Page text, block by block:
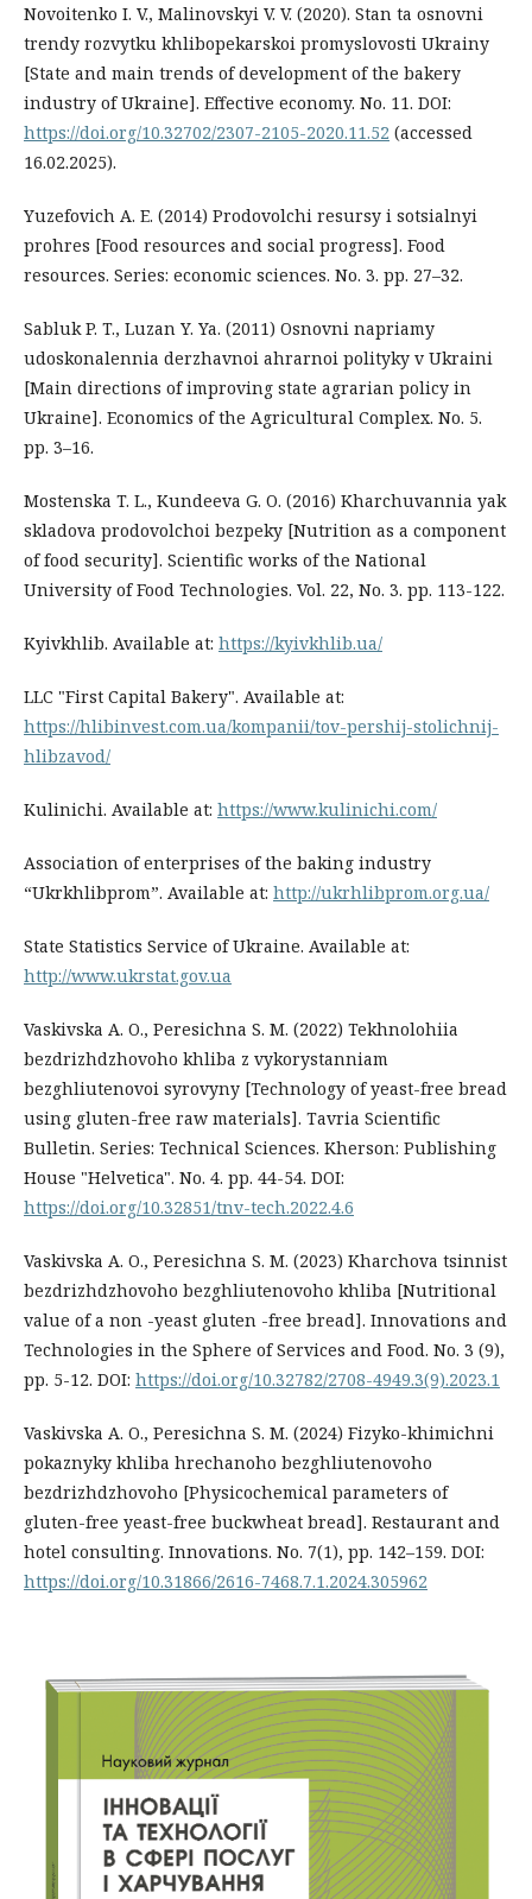
Novoitenko I. V., Malinovskyi V. V. (2020). Stan ta osnovni
trendy rozvytku khlibopekarskoi promyslovosti Ukrainy
[State and main trends of development of the bakery
industry of Ukraine]. Effective economy. No. 11. DOI:
https://doi.org/10.32702/2307-2105-2020.11.52 (accessed
16.02.2025).
Yuzefovich A. E. (2014) Prodovolchi resursy i sotsialnyi
prohres [Food resources and social progress]. Food
resources. Series: economic sciences. No. 3. pp. 27–32.
Sabluk P. T., Luzan Y. Ya. (2011) Osnovni napriamy
udoskonalennia derzhavnoi ahrarnoi polityky v Ukraini
[Main directions of improving state agrarian policy in
Ukraine]. Economics of the Agricultural Complex. No. 5.
pp. 3–16.
Mostenska T. L., Kundeeva G. O. (2016) Kharchuvannia yak
skladova prodovolchoi bezpeky [Nutrition as a component
of food security]. Scientific works of the National
University of Food Technologies. Vol. 22, No. 3. pp. 113-122.
Kyivkhlib. Available at: https://kyivkhlib.ua/
LLC "First Capital Bakery". Available at:
https://hlibinvest.com.ua/kompanii/tov-pershij-stolichnij-
hlibzavod/
Kulinichi. Available at: https://www.kulinichi.com/
Association of enterprises of the baking industry
“Ukrkhlibprom”. Available at: http://ukrhlibprom.org.ua/
State Statistics Service of Ukraine. Available at:
http://www.ukrstat.gov.ua
Vaskivska A. O., Peresichna S. M. (2022) Tekhnolohiia
bezdrizhdzhovoho khliba z vykorystanniam
bezghliutenovoi syrovyny [Technology of yeast-free bread
using gluten-free raw materials]. Tavria Scientific
Bulletin. Series: Technical Sciences. Kherson: Publishing
House "Helvetica". No. 4. pp. 44-54. DOI:
https://doi.org/10.32851/tnv-tech.2022.4.6
Vaskivska A. O., Peresichna S. M. (2023) Kharchova tsinnist
bezdrizhdzhovoho bezghliutenovoho khliba [Nutritional
value of a non -yeast gluten -free bread]. Innovations and
Technologies in the Sphere of Services and Food. No. 3 (9),
pp. 5-12. DOI: https://doi.org/10.32782/2708-4949.3(9).2023.1
Vaskivska A. O., Peresichna S. M. (2024) Fizyko-khimichni
pokaznyky khliba hrechanoho bezghliutenovoho
bezdrizhdzhovoho [Physicochemical parameters of
gluten-free yeast-free buckwheat bread]. Restaurant and
hotel consulting. Innovations. No. 7(1), pp. 142–159. DOI:
https://doi.org/10.31866/2616-7468.7.1.2024.305962